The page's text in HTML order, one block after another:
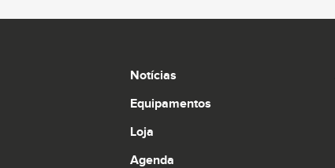
Notícias
Equipamentos
Loja
Agenda